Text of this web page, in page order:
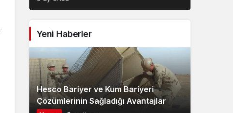
Yeni Haberler
Hesco Bariyer ve Kum Bariyeri
Çözümlerinin Sağladığı Avantajlar